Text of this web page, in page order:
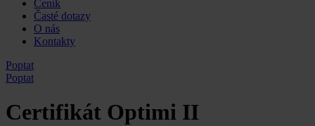
Ceník
Časté dotazy
O nás
Kontakty
Poptat
Poptat
Certifikát Optimi II